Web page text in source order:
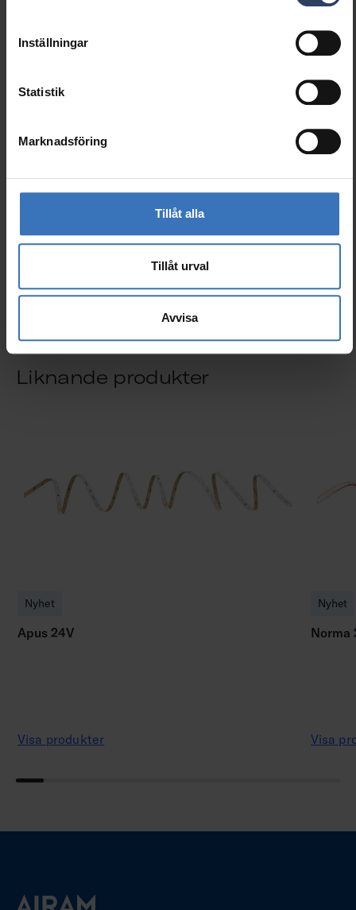
Inställningar
Statistik
Marknadsföring
Tillåt alla
Tillåt urval
Avvisa
Längd (mm)
Stöder protokoll ZigBee Nej
Liknande produkter
Nyhet
Apus 24V
Visa produkter
Nyhet
Norma
Visa